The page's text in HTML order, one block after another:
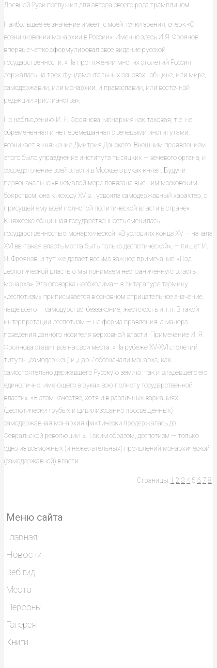
Древней Руси послужил для автора своего рода трамплином.
Наибольшее ее значение имеет, с моей точки зрения, очерк «О
возник­новении монархии в России». Именно здесь И.Я. Фроянов
впервые четко сформулировал свое видение русской
государственности. «На протяжении многих столетий Россия
держалась на трех фундаментальных основах . общине, или мире,
самодержавии, или монархии, и православии, или вос­точной
редакции христианства».
По наблюдению И. Я. Фроянова, монархия как таковая, т.е. не
обреме­ненная и не перемешанная с вечевыми институтами,
возникает в княжение Дмитрия Донского. Внешним проявлением
этого было упразднение инсти­тута тысяцких — вечевого органа, и
сосредоточение всей власти в Москве в руках князя. Будучи
первоначально «в немалой мере повязана высшим мос­ковским
боярством, она к исходу XV в. . усвоила самодержавный харак­тер, с
присущей ему всей полнотой политической власти в стране».
Княжеско-общинная государственность сменилась
государственностью монар­хической. «В условиях конца XV — начала
XVI вв. такая власть могла быть только деспотической», — пишет И.
Я. Фроянов, и тут же делает весьма важное примечание: «Под
деспотической властью мы понимаем неограни­ченную власть
монарха». Эта оговорка необходима— в литературе тер­мину
«деспотизм» приписывается в основном отрицательное значение,
ча­ще всего — самодурство, беззаконие, жестокость и т.п. В такой
интерпре­тации деспотизм — не форма правления, а манера
поведения данного носи­теля верховной власти. Примечание И. Я.
Фроянова ставит все на свои места. «На рубеже XV-XVI столетий
титулы „самодержец" и „царь" обо­значали монарха, как
самостоятельно державшего Русскую землю, так и владевшего ею
единолично, имеющего в руках всю полноту государствен­ной
власти». «В этом качестве, хотя и в различных вариациях
(деспотиче­ски грубых и цивилизованно просвещенных)
самодержавная монархия фак­тически продержалась до
Февральской революции .». Таким образом, деспотизм — только
одно из возможных (и нежелательных) проявлений монархической
(самодержавной) власти.
Страницы: 1 2 3 4 5 6 7 8
Меню сайта
Главная
Новости
Веб-гид
Места
Персоны
Галерея
Книги